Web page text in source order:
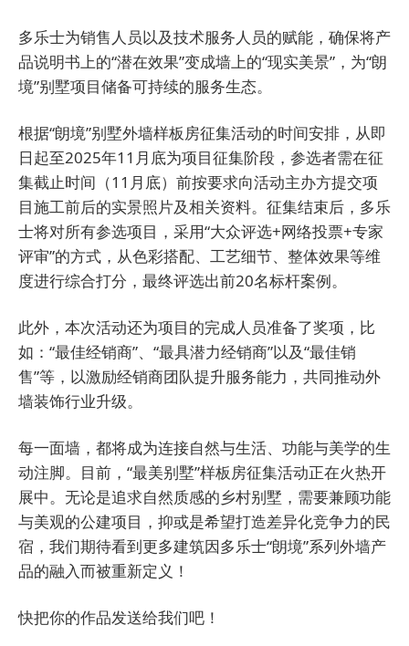
多乐士为销售人员以及技术服务人员的赋能，确保将产
品说明书上的“潜在效果”变成墙上的“现实美景”，为“朗
境”别墅项目储备可持续的服务生态。
根据“朗境”别墅外墙样板房征集活动的时间安排，从即
日起至2025年11月底为项目征集阶段，参选者需在征
集截止时间（11月底）前按要求向活动主办方提交项
目施工前后的实景照片及相关资料。征集结束后，多乐
士将对所有参选项目，采用“大众评选+网络投票+专家
评审”的方式，从色彩搭配、工艺细节、整体效果等维
度进行综合打分，最终评选出前20名标杆案例。
此外，本次活动还为项目的完成人员准备了奖项，比
如：“最佳经销商”、“最具潜力经销商”以及“最佳销
售”等，以激励经销商团队提升服务能力，共同推动外
墙装饰行业升级。
每一面墙，都将成为连接自然与生活、功能与美学的生
动注脚。目前，“最美别墅”样板房征集活动正在火热开
展中。无论是追求自然质感的乡村别墅，需要兼顾功能
与美观的公建项目，抑或是希望打造差异化竞争力的民
宿，我们期待看到更多建筑因多乐士“朗境”系列外墙产
品的融入而被重新定义！
快把你的作品发送给我们吧！